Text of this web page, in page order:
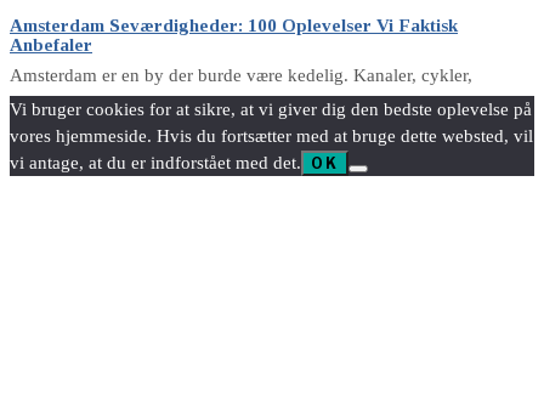
Amsterdam Seværdigheder: 100 Oplevelser Vi Faktisk
Anbefaler
Amsterdam er en by der burde være kedelig. Kanaler, cykler,
Vi bruger cookies for at sikre, at vi giver dig den bedste oplevelse på
vores hjemmeside. Hvis du fortsætter med at bruge dette websted, vil
vi antage, at du er indforstået med det.
OK